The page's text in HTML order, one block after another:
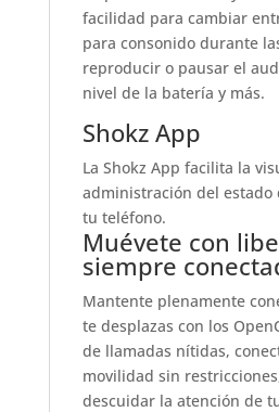
facilidad para cambiar
para consonido durante
reproducir o pausar el
nivel de la batería y más.
Shokz App
La Shokz App facilita la
administración del estado
tu teléfono.
Muévete con
siempre
Mantente plenamente
te desplazas con los
de llamadas nítidas,
movilidad sin
descuidar la atención de